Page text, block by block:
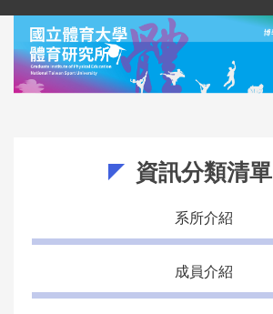
到
要
資訊分類清單
系所介紹
成員介紹